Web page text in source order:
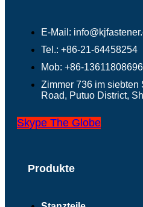
E-Mail:
Tel.: +86-21-64458254
Mob: +86-13611808696
Zimmer 736 im siebten
Road, Putuo District,
Skype The Globe
Produkte